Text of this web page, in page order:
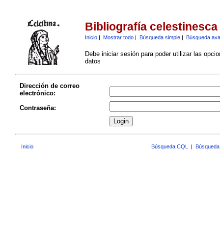
Bibliografía celestinesca
Inicio| Mostrar todo| Búsqueda simple| Búsqueda
Debe iniciar sesión para poder utilizar las
datos
Dirección de correo
electrónico:
Contraseña:
Inicio Búsqueda CQL |